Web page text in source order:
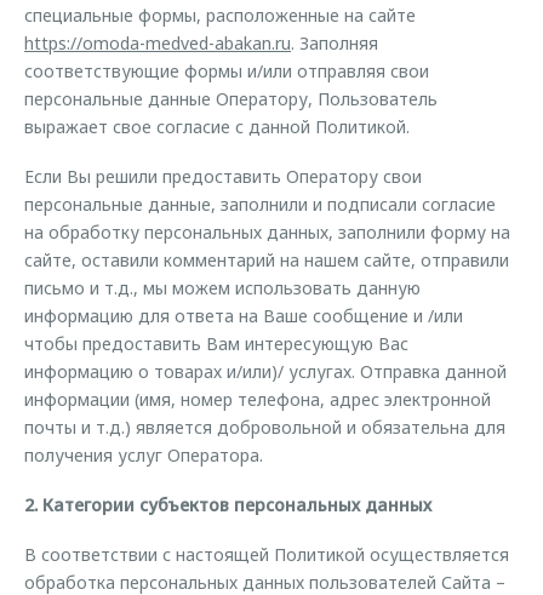
специальные формы, расположенные на сайте
https://omoda-medved-abakan.ru. Заполняя
соответствующие формы и/или отправляя свои
персональные данные Оператору, Пользователь
выражает свое согласие с данной Политикой.
Если Вы решили предоставить Оператору свои
персональные данные, заполнили и подписали согласие
на обработку персональных данных, заполнили форму на
сайте, оставили комментарий на нашем сайте, отправили
письмо и т.д., мы можем использовать данную
информацию для ответа на Ваше сообщение и /или
чтобы предоставить Вам интересующую Вас
информацию о товарах и/или)/ услугах. Отправка данной
информации (имя, номер телефона, адрес электронной
почты и т.д.) является добровольной и обязательна для
получения услуг Оператора.
2. Категории субъектов персональных данных
В соответствии с настоящей Политикой осуществляется
обработка персональных данных пользователей Сайта –